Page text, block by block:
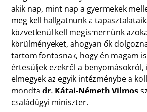
akik nap, mint nap a gyermekek
meg kell hallgatnunk a
közvetlenül kell megismernünk
körülményeket, ahogyan ők
tartom fontosnak, hogy én magam
értesüljek ezekről a benyomásokról,
elmegyek az egyik intézménybe a
mondta dr. Kátai-Németh Vilmos
családügyi miniszter.